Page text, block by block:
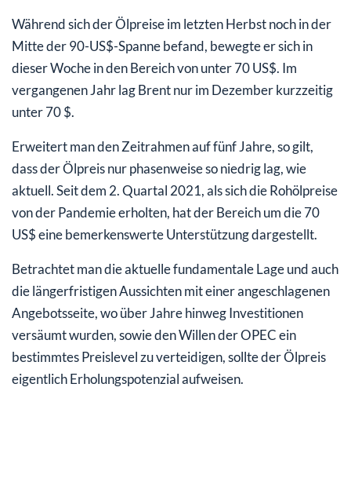
Während sich der Ölpreise im letzten Herbst noch in der
Mitte der 90-US$-Spanne befand, bewegte er sich in
dieser Woche in den Bereich von unter 70 US$. Im
vergangenen Jahr lag Brent nur im Dezember kurzzeitig
unter 70 $.
Erweitert man den Zeitrahmen auf fünf Jahre, so gilt,
dass der Ölpreis nur phasenweise so niedrig lag, wie
aktuell. Seit dem 2. Quartal 2021, als sich die Rohölpreise
von der Pandemie erholten, hat der Bereich um die 70
US$ eine bemerkenswerte Unterstützung dargestellt.
Betrachtet man die aktuelle fundamentale Lage und auch
die längerfristigen Aussichten mit einer angeschlagenen
Angebotsseite, wo über Jahre hinweg Investitionen
versäumt wurden, sowie den Willen der OPEC ein
bestimmtes Preislevel zu verteidigen, sollte der Ölpreis
eigentlich Erholungspotenzial aufweisen.